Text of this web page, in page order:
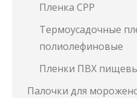
Пленка СРР
Термоусадочные
полиолефиновые
Пленки ПВХ
Палочки для